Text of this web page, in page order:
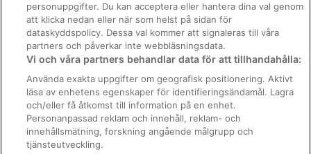
Tillgänglighetsanpassning
Juridisk information/Kontakta oss
Riktlinjer för innehåll och anmäla innehåll
Hjälp
Kontakta oss
Avboka eller ändra din bokning
personuppgifter. Du kan acceptera eller hantera dina val genom
att klicka nedan eller när som helst på sidan för
dataskyddspolicy. Dessa val kommer att signaleras till våra
partners och påverkar inte webbläsningsdata.
Vi och våra partners behandlar data för att tillhandahålla:
Använda exakta uppgifter om geografisk positionering. Aktivt
läsa av enhetens egenskaper för identifieringsändamål. Lagra
och/eller få åtkomst till information på en enhet.
Personanpassad reklam och innehåll, reklam- och
innehållsmätning, forskning angående målgrupp och
tjänsteutveckling.